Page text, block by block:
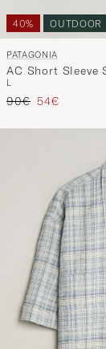
40% OUTDOOR
PATAGONIA
AC Short Sleeve
L
Regulärer Preis
90€ Reduzierter
54€